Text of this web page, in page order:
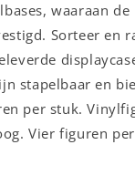
waaraan
Sorteer en
stapelbaar en
per stuk.
Vier figuren